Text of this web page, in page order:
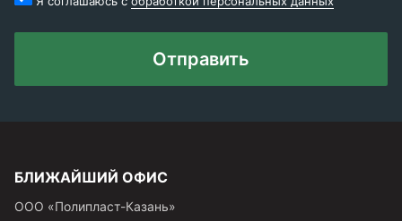
Отправить
БЛИЖАЙШИЙ ОФИС
ООО «Полипласт-Казань»